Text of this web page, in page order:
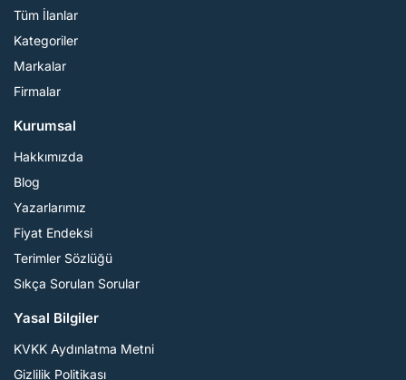
Tüm İlanlar
Kategoriler
Markalar
Firmalar
Kurumsal
Hakkımızda
Blog
Yazarlarımız
Fiyat Endeksi
Terimler Sözlüğü
Sıkça Sorulan Sorular
Yasal Bilgiler
KVKK Aydınlatma Metni
Gizlilik Politikası